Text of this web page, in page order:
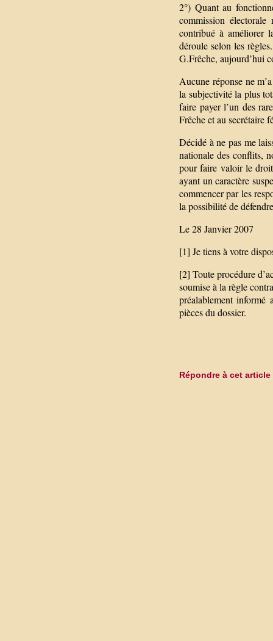
2°) Quant au
commission
contribué à améliorer
déroule selon les
G.Frêche, aujourd’hui
Aucune réponse ne
la subjectivité la plus
faire payer l’un des
Frêche et au secrétaire
Décidé à ne pas me
nationale des conflits,
pour faire valoir le
ayant un caractère
commencer par les
la possibilité de
Le 28 Janvier 2007
[1] Je tiens à votre
[2] Toute procédure
soumise à la règle
préalablement informé
pièces du dossier.
Répondre à cet article